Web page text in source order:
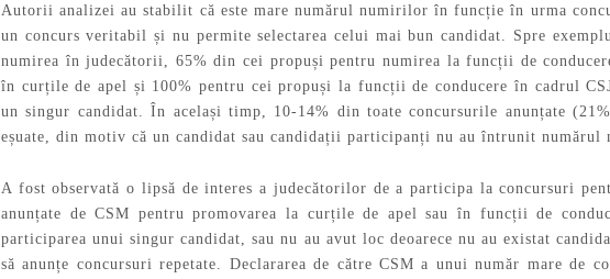
Autorii analizei au stabilit că este mare numărul numirilor în funcție în urma
un concurs veritabil și nu permite selectarea celui mai bun candidat. Spre
numirea în judecătorii, 65% din cei propuși pentru numirea la funcții de
în curțile de apel și 100% pentru cei propuși la funcții de conducere în cadrul
un singur candidat. În același timp, 10-14% din toate concursurile anunțate
eșuate, din motiv că un candidat sau candidații participanți nu au întrunit numărul
A fost observată o lipsă de interes a judecătorilor de a participa la concursuri
anunțate de CSM pentru promovarea la curțile de apel sau în funcții de
participarea unui singur candidat, sau nu au avut loc deoarece nu au existat
să anunțe concursuri repetate. Declararea de către CSM a unui număr mare de